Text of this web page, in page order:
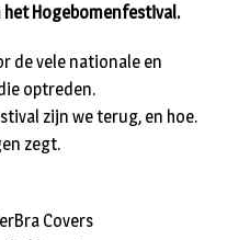
het Hogebomenfestival.
de vele nationale en
optreden.
zijn we terug, en hoe.
zegt.
Covers